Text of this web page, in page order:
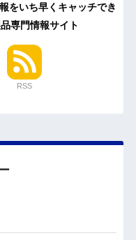
をいち早くキャッチでき
専門情報サイト
RSS